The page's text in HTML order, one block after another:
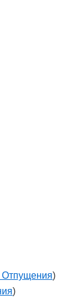
Отпущения)
)